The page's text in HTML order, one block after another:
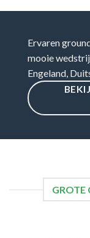
Ervaren
mooie
Engeland,
GROTE